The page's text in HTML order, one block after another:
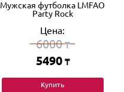
Мужская футболка LMFAO
Party Rock
Цена:
6000₸
5490 ₸
Купить